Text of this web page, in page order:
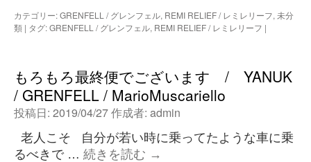
カテゴリー:GRENFELL / グレンフェル, REMI RELIEF / レミレリーフ, 未分
類 | タグ:GRENFELL / グレンフェル, REMI RELIEF / レミレリーフ |
もろもろ最終便でございます / YANUK
/ GRENFELL / MarioMuscariello
投稿日: 2019/04/27作成者: admin
老人こそ 自分が若い時に乗ってたような車に乗
るべきで … 続きを読む →